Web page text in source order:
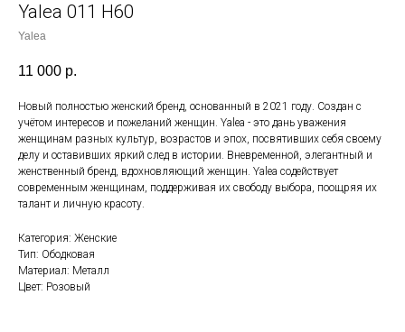
Yalea 011 H60
Yalea
11 000 р.
Новый полностью женский бренд, основанный в 2021 году. Создан с
учётом интересов и пожеланий женщин. Yalea - это дань уважения
женщинам разных культур, возрастов и эпох, посвятивших себя своему
делу и оставивших яркий след в истории. Вневременной, элегантный и
женственный бренд, вдохновляющий женщин. Yalea содействует
современным женщинам, поддерживая их свободу выбора, поощряя их
талант и личную красоту.
Категория: Женские
Тип: Ободковая
Материал: Металл
Цвет: Розовый